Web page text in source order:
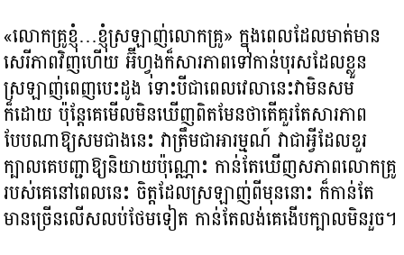
«លោកគ្រូខ្ញុំ…ខ្ញុំស្រឡាញ់លោកគ្រូ» ក្នុងពេលដែលមាត់មាន
សេរីភាពវិញហើយ អ៊ីហ្វុងក៏សារភាពទៅកាន់បុរសដែលខ្លួន
ស្រឡាញ់ពេញបេះដូង ទោះបីជាពេលវេលានេះវាមិនសម
ក៏ដោយ ប៉ុន្តែគេមើលមិនឃើញពិតមែនថាតើគួរតែសារភាព
បែបណាឱ្យសមជាងនេះ វាត្រឹមជាអារម្មណ៍ វាជាអ្វីដែលខួរ
ក្បាលគេបញ្ជាឱ្យនិយាយប៉ុណ្ណោះ កាន់តែឃើញសភាពលោកគ្រូ
របស់គេនៅពេលនេះ ចិត្តដែលស្រឡាញ់ពីមុននោះ ក៏កាន់តែ
មានច្រើនលើសលប់ថែមទៀត កាន់តែលង់គេងើបក្បាលមិនរួច។